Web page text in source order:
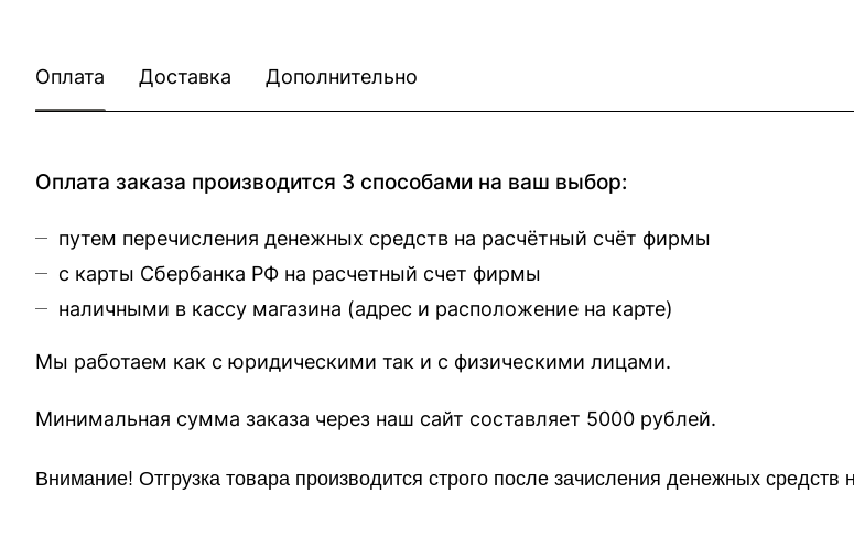
Оплата Доставка Дополнительно
Оплата заказа производится 3 способами на ваш выбор:
путем перечисления денежных средств на расчётный счёт фирмы
с карты Сбербанка РФ на расчетный счет фирмы
наличными в кассу магазина (адрес и расположение на карте)
Мы работаем как с юридическими так и с физическими лицами.
Минимальная сумма заказа через наш сайт составляет 5000
Внимание! Отгрузка товара производится строго после зачисления денежных